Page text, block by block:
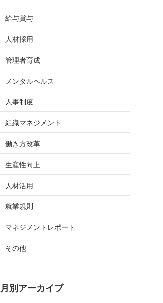
給与賞与
人材採用
管理者育成
メンタルヘルス
人事制度
組織マネジメント
働き方改革
生産性向上
人材活用
就業規則
マネジメントレポート
その他
月別アーカイブ